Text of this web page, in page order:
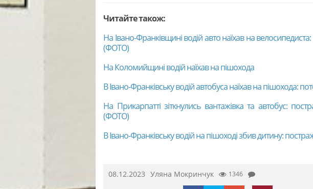
Читайте також:
На Івано-Франківщині водій авто наїхав на
(ФОТО)
На Коломийщині водій наїхав на пішохода
В Івано-Франківську водій автобуса наїхав на пішохода:
На Прикарпатті зіткнулись вантажівка та автобус:
(ФОТО)
В Івано-Франківську водій на пішоході збив дитину:
08.12.2023 Уляна Мокринчук 1346